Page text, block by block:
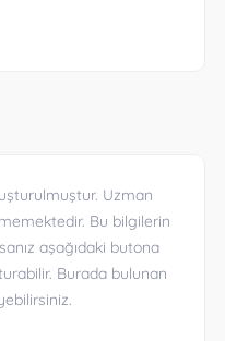
Uzman
Bu bilgilerin
aşağıdaki butona
Burada bulunan